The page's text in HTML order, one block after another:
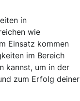
in
wie
Einsatz kommen
im Bereich
kannst, um in der
zum Erfolg deiner